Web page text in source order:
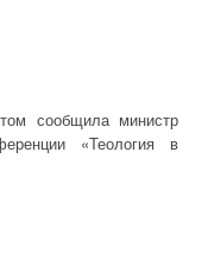
сообщила министр
«Теология в